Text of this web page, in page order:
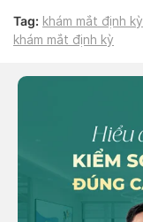
Tag: khám mắt định kỳ
khám mắt định kỳ